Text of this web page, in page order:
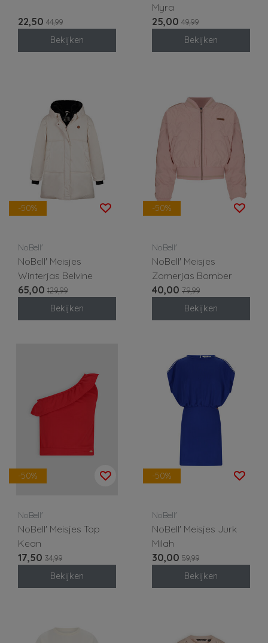
22,50 44,99
Bekijken
Myra
25,00 49,99
Bekijken
-50%
NoBell'
NoBell' Meisjes
Winterjas Belvine
65,00 129,99
Bekijken
-50%
NoBell'
NoBell' Meisjes
Zomerjas Bomber
40,00 79,99
Bekijken
-50%
NoBell'
NoBell' Meisjes Top
Kean
17,50 34,99
Bekijken
-50%
NoBell'
NoBell' Meisjes Jurk
Milah
30,00 59,99
Bekijken